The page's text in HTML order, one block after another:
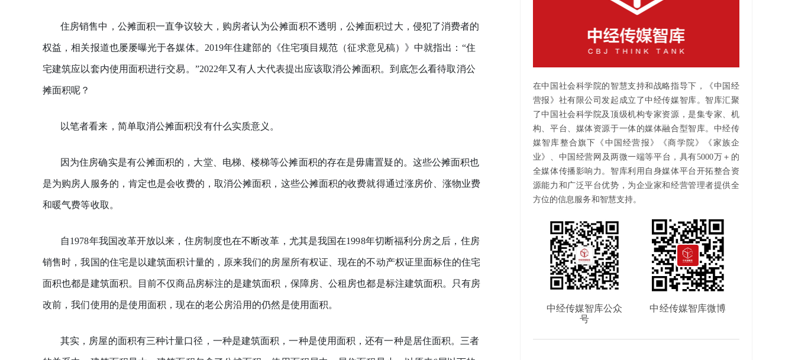
住房销售中，公摊面积一直争议较大，购房者认为公摊面积不透明，公摊面积过大，侵犯了消费者的
权益，相关报道也屡屡曝光于各媒体。2019年住建部的《住宅项目规范（征求意见稿）》中就指出：“住
宅建筑应以套内使用面积进行交易。”2022年又有人大代表提出应该取消公摊面积。到底怎么看待取消公
摊面积呢？
以笔者看来，简单取消公摊面积没有什么实质意义。
因为住房确实是有公摊面积的，大堂、电梯、楼梯等公摊面积的存在是毋庸置疑的。这些公摊面积也
是为购房人服务的，肯定也是会收费的，取消公摊面积，这些公摊面积的收费就得通过涨房价、涨物业费
和暖气费等收取。
自1978年我国改革开放以来，住房制度也在不断改革，尤其是我国在1998年切断福利分房之后，住房
销售时，我国的住宅是以建筑面积计量的，原来我们的房屋所有权证、现在的不动产权证里面标住的住宅
面积也都是建筑面积。目前不仅商品房标注的是建筑面积，保障房、公租房也都是标注建筑面积。只有房
改前，我们使用的是使用面积，现在的老公房沿用的仍然是使用面积。
其实，房屋的面积有三种计量口径，一种是建筑面积，一种是使用面积，还有一种是居住面积。三者
在中国社会科学院的智慧支持和战略指导下，《中国经
营报》社有限公司发起成立了中经传媒智库。智库汇聚
了中国社会科学院及顶级机构专家资源，是集专家、机
构、平台、媒体资源于一体的媒体融合型智库。中经传
媒智库整合旗下《中国经营报》《商学院》《家族企
业》、中国经营网及两微一端等平台，具有5000万＋的
全媒体传播影响力。智库利用自身媒体平台开拓整合资
源能力和广泛平台优势，为企业家和经营管理者提供全
方位的信息服务和智慧支持。
中经传媒智库公众
号
中经传媒智库微博